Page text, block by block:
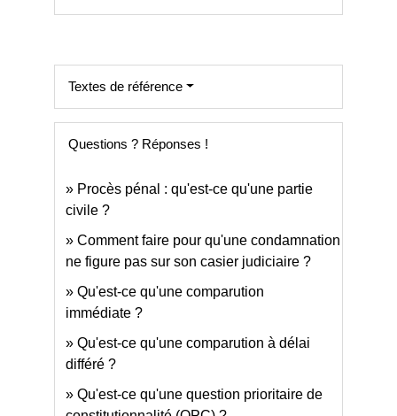
Textes de référence
Questions ? Réponses !
Procès pénal : qu'est-ce qu'une partie
civile ?
Comment faire pour qu'une condamnation
ne figure pas sur son casier judiciaire ?
Qu'est-ce qu'une comparution
immédiate ?
Qu'est-ce qu'une comparution à délai
différé ?
Qu'est-ce qu'une question prioritaire de